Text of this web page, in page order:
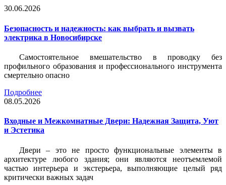
30.06.2026
Безопасность и надежность: как выбрать и вызвать
электрика в Новосибирске
Самостоятельное вмешательство в проводку без
профильного образования и профессионального инструмента
смертельно опасно
Подробнее
08.05.2026
Входные и Межкомнатные Двери: Надежная Защита, Уют
и Эстетика
Двери – это не просто функциональные элементы в
архитектуре любого здания; они являются неотъемлемой
частью интерьера и экстерьера, выполняющие целый ряд
критически важных задач